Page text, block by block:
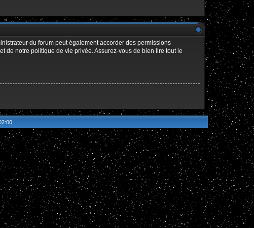
du forum peut également accorder des permissions
de notre politique de vie privée. Assurez-vous de bien lire tout le